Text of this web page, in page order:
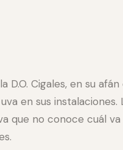
D.O. Cigales, en su
en sus
que no conoce cuál